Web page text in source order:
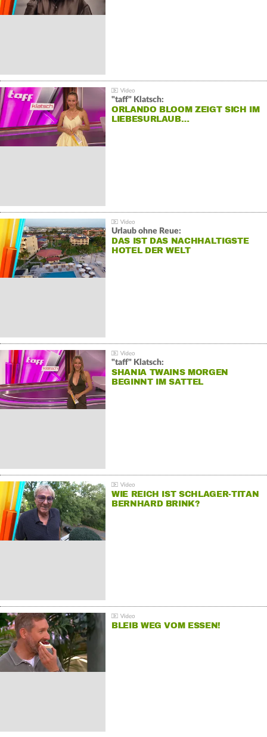
"taff" Klatsch:
ORLANDO BLOOM ZEIGT SICH IM
LIEBESURLAUB…
Urlaub ohne Reue:
DAS IST DAS NACHHALTIGSTE
HOTEL DER WELT
"taff" Klatsch:
SHANIA TWAINS MORGEN
BEGINNT IM SATTEL
WIE REICH IST SCHLAGER-TITAN
BERNHARD BRINK?
BLEIB WEG VOM ESSEN!